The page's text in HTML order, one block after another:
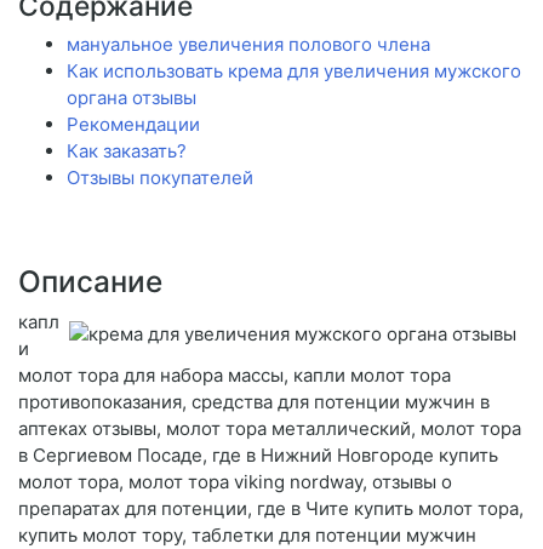
мануальное увеличения полового члена
Как использовать крема для увеличения мужского
органа отзывы
Рекомендации
Как заказать?
Отзывы покупателей
Описание
капл
и
молот тора для набора массы, капли молот тора
противопоказания, средства для потенции мужчин в
аптеках отзывы, молот тора металлический, молот тора
в Сергиевом Посаде, где в Нижний Новгороде купить
молот тора, молот тора viking nordway, отзывы о
препаратах для потенции, где в Чите купить молот тора,
купить молот тору, таблетки для потенции мужчин